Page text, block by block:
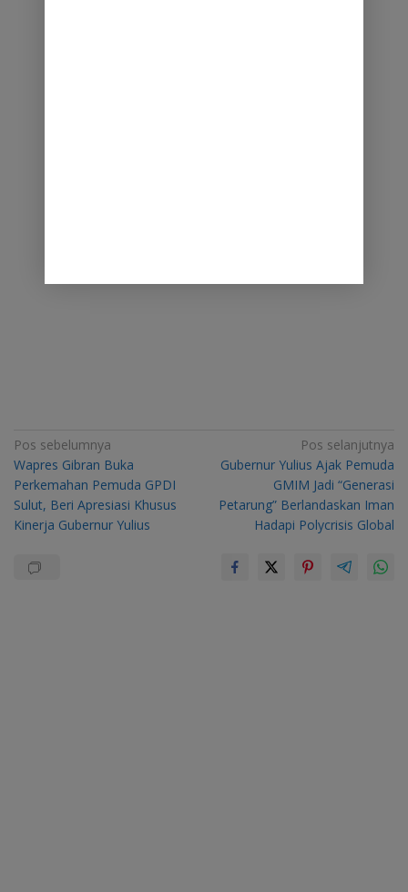
Navigasi
pos
Pos sebelumnya
Wapres Gibran Buka
Perkemahan Pemuda GPDI
Sulut, Beri Apresiasi Khusus
Kinerja Gubernur Yulius
Pos selanjutnya
Gubernur Yulius Ajak Pemuda
GMIM Jadi “Generasi
Petarung” Berlandaskan Iman
Hadapi Polycrisis Global